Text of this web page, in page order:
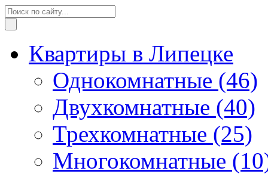
Квартиры в Липецке
Однокомнатные (46)
Двухкомнатные (40)
Трехкомнатные (25)
Многокомнатные